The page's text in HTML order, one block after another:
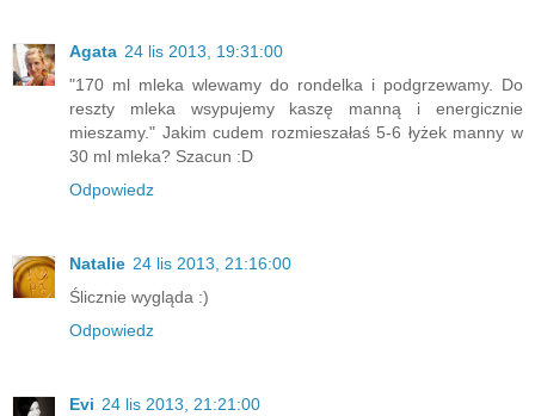
Agata 24 lis 2013, 19:31:00
"170 ml mleka wlewamy do rondelka i podgrzewamy. Do
reszty mleka wsypujemy kaszę manną i energicznie
mieszamy." Jakim cudem rozmieszałaś 5-6 łyżek manny w
30 ml mleka? Szacun :D
Odpowiedz
Natalie 24 lis 2013, 21:16:00
Ślicznie wygląda :)
Odpowiedz
Evi 24 lis 2013, 21:21:00